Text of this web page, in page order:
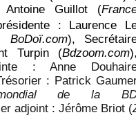
Antoine Guillot (
: Laurence
BoDoï.com),
Turpin (Bdzoom.com)
: Anne
: Patrick
mondial de la
adjoint : Jérôme Briot (